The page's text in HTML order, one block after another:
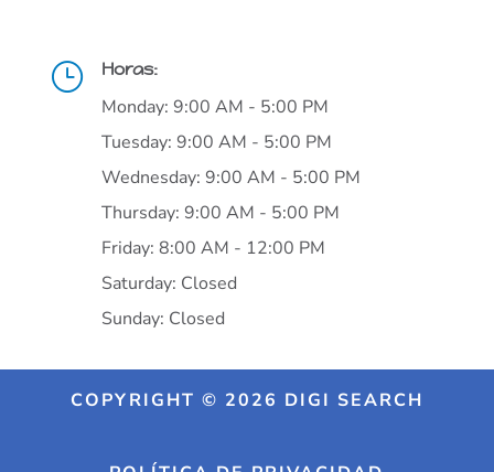
} Horas:
Monday: 9:00 AM - 5:00 PM
Tuesday: 9:00 AM - 5:00 PM
Wednesday: 9:00 AM - 5:00 PM
Thursday: 9:00 AM - 5:00 PM
Friday: 8:00 AM - 12:00 PM
Saturday: Closed
Sunday: Closed
COPYRIGHT © 2026 DIGI SEARCH